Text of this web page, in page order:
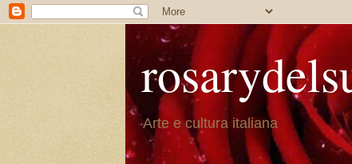
Arte e cultura italiana